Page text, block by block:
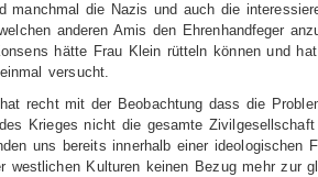
manchmal die Nazis und auch die
anderen Amis den Ehrenhandfeger
hätte Frau Klein rütteln können und
versucht.
recht mit der Beobachtung dass die
Krieges nicht die gesamte Zivilgesellschaft
uns bereits innerhalb einer ideologischen
westlichen Kulturen keinen Bezug mehr zur